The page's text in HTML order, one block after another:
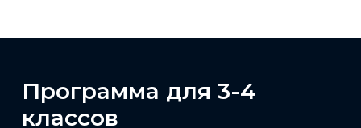
Программа для 3-4
классов